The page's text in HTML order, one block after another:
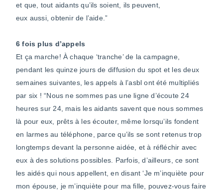
et que, tout aidants qu’ils soient, ils peuvent,
eux aussi, obtenir de l’aide.”
6 fois plus d’appels
Et ça marche! À chaque ‘tranche’ de la campagne,
pendant les quinze jours de diffusion du spot et les deux
semaines suivantes, les appels à l’asbl ont été multipliés
par six ! “Nous ne sommes pas une ligne d’écoute 24
heures sur 24, mais les aidants savent que nous sommes
là pour eux, prêts à les écouter, même lorsqu’ils fondent
en larmes au téléphone, parce qu’ils se sont retenus trop
longtemps devant la personne aidée, et à réfléchir avec
eux à des solutions possibles. Parfois, d’ailleurs, ce sont
les aidés qui nous appellent, en disant ‘Je m’inquiète pour
mon épouse, je m’inquiète pour ma fille, pouvez-vous faire